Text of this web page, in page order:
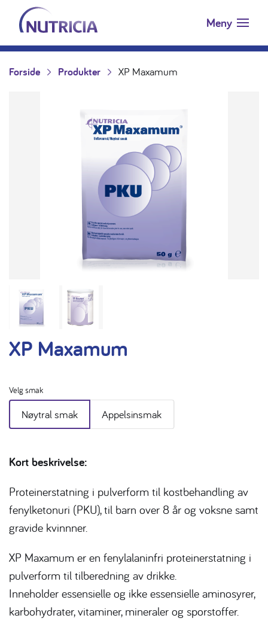
Hopp til innholdet
Nutricia.no Meny
Forside Produkter XP Maxamum
XP Maxamum
Velg smak
Nøytral smak Appelsinsmak
Kort beskrivelse:
Proteinerstatning i pulverform til kostbehandling av
fenylketonuri (PKU), til barn over 8 år og voksne samt
gravide kvinnner.
XP Maxamum er en fenylalaninfri proteinerstatning i
pulverform til tilberedning av drikke.
Inneholder essensielle og ikke essensielle aminosyrer,
karbohydrater, vitaminer, mineraler og sporstoffer.